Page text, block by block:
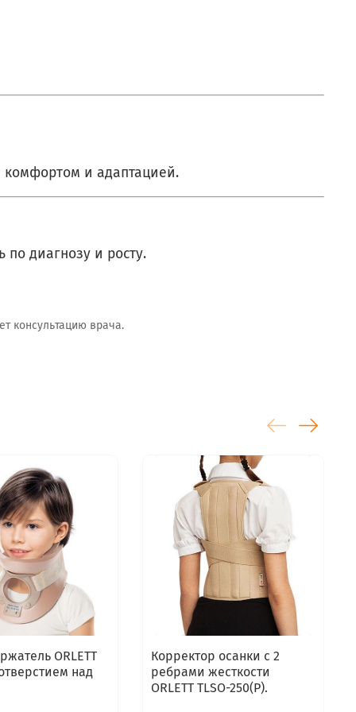
комфортом и адаптацией.
по диагнозу и росту.
консультацию врача.
ORLETT
над
Корректор осанки с 2
ребрами жесткости
ORLETT TLSO-250(P).